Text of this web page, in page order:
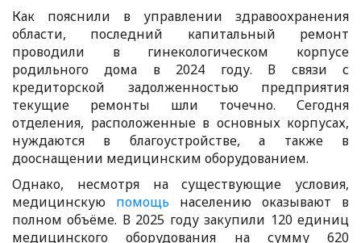
Как пояснили в управлении здравоохранения
области, последний капитальный ремонт
проводили в гинекологическом корпусе
родильного дома в 2024 году. В связи с
кредиторской задолженностью предприятия
текущие ремонты шли точечно. Сегодня
отделения, расположенные в основных корпусах,
нуждаются в благоустройстве, а также в
дооснащении медицинским оборудованием.
Однако, несмотря на существующие условия,
медицинскую помощь населению оказывают в
полном объёме. В 2025 году закупили 120 единиц
медицинского оборудования на сумму 620